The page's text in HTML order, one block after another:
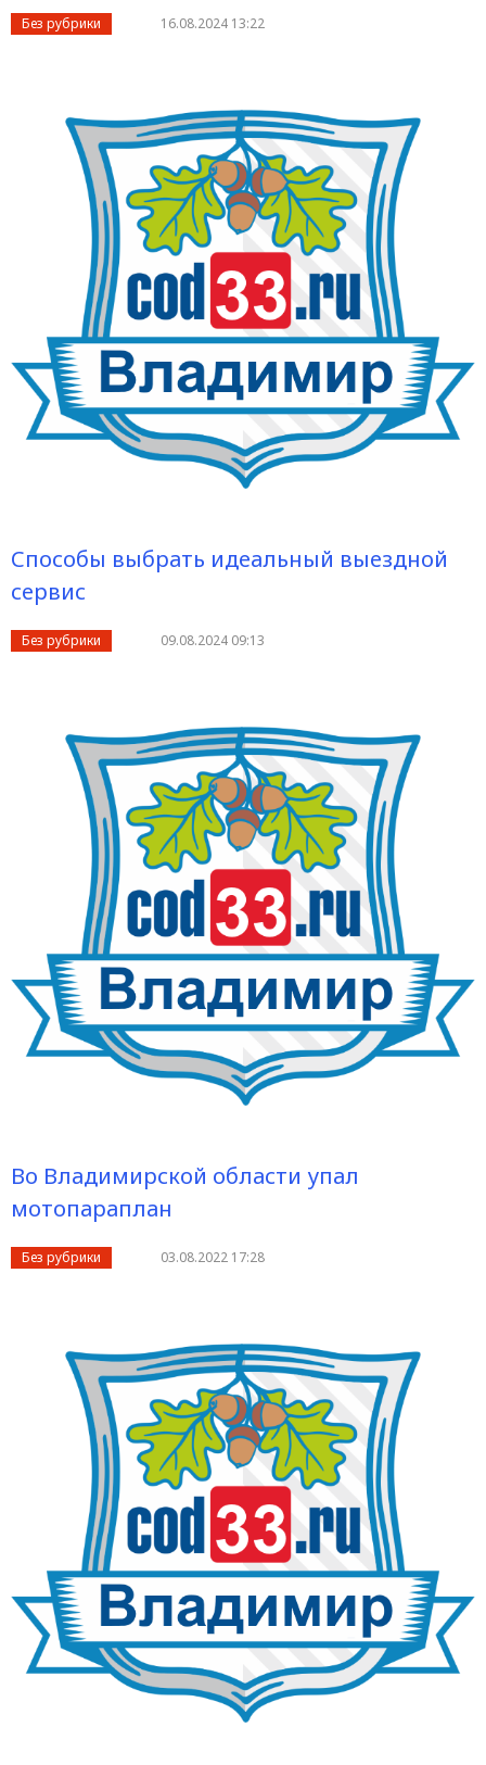
Без рубрики 16.08.2024 13:22
Способы выбрать идеальный выездной
сервис
Без рубрики 09.08.2024 09:13
Во Владимирской области упал
мотопараплан
Без рубрики 03.08.2022 17:28